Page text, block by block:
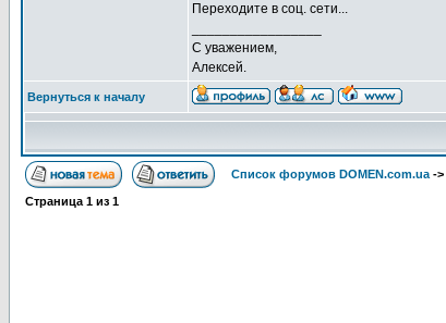
Переходите в соц. сети...
С уважением,
Алексей.
Вернуться к началу
Список форумов DOMEN.com.ua ->
Страница 1 из 1